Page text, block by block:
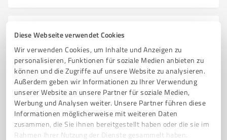
Diese Webseite verwendet Cookies
Wir verwenden Cookies, um Inhalte und Anzeigen zu
personalisieren, Funktionen für soziale Medien anbieten zu
können und die Zugriffe auf unsere Website zu analysieren.
Außerdem geben wir Informationen zu Ihrer Verwendung
unserer Website an unsere Partner für soziale Medien,
Werbung und Analysen weiter. Unsere Partner führen diese
Informationen möglicherweise mit weiteren Daten
zusammen, die Sie ihnen bereitgestellt haben oder die sie im
Rahmen Ihrer Nutzung der Dienste gesammelt haben.
N
Natur & Umwelt
Nagelstudios
O Branchen mit O